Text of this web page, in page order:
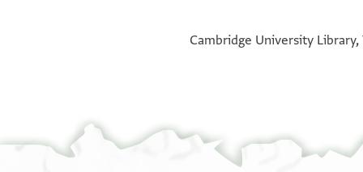
Cambridge University